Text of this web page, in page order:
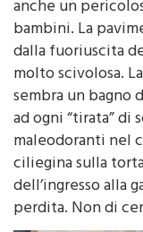
bambini. La
dalla fuoriuscita
molto scivolosa.
sembra un bagno
ad ogni “tirata”
maleodoranti nel
ciliegina sulla
dell’ingresso alla
perdita. Non di